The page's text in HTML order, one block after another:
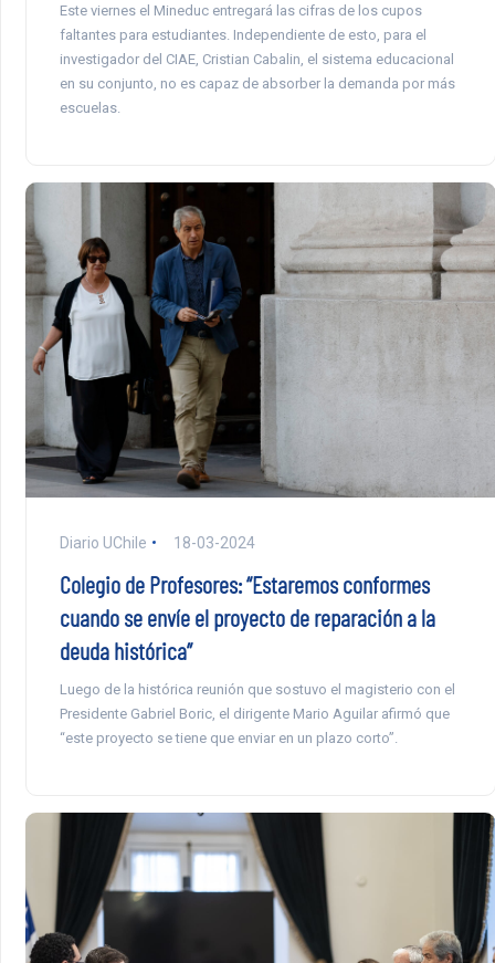
Este viernes el Mineduc entregará las cifras de los cupos
faltantes para estudiantes. Independiente de esto, para el
investigador del CIAE, Cristian Cabalin, el sistema educacional
en su conjunto, no es capaz de absorber la demanda por más
escuelas.
Diario UChile 18-03-2024
Colegio de Profesores: “Estaremos conformes
cuando se envíe el proyecto de reparación a la
deuda histórica”
Luego de la histórica reunión que sostuvo el magisterio con el
Presidente Gabriel Boric, el dirigente Mario Aguilar afirmó que
“este proyecto se tiene que enviar en un plazo corto”.